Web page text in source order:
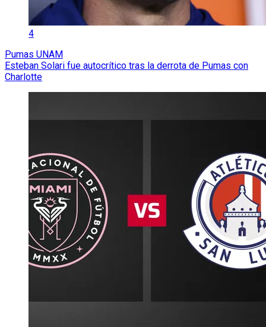
4
Pumas UNAM
Esteban Solari fue autocrítico tras la derrota de Pumas con
Charlotte